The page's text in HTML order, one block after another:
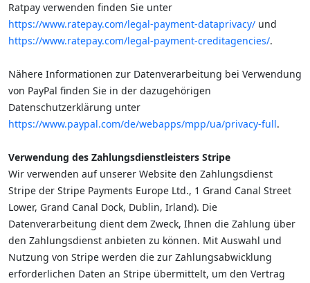
Ratpay verwenden finden Sie unter
https://www.ratepay.com/legal-payment-dataprivacy/ und
https://www.ratepay.com/legal-payment-creditagencies/.
Nähere Informationen zur Datenverarbeitung bei Verwendung
von PayPal finden Sie in der dazugehörigen
Datenschutzerklärung unter
https://www.paypal.com/de/webapps/mpp/ua/privacy-full.
Verwendung des Zahlungsdienstleisters Stripe
Wir verwenden auf unserer Website den Zahlungsdienst
Stripe der Stripe Payments Europe Ltd., 1 Grand Canal Street
Lower, Grand Canal Dock, Dublin, Irland). Die
Datenverarbeitung dient dem Zweck, Ihnen die Zahlung über
den Zahlungsdienst anbieten zu können. Mit Auswahl und
Nutzung von Stripe werden die zur Zahlungsabwicklung
erforderlichen Daten an Stripe übermittelt, um den Vertrag